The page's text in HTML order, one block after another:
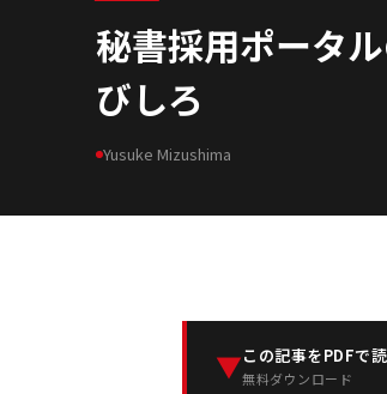
秘書採用ポータ
びしろ
Yusuke Mizushima
▼この記事をPDFで
無料ダウンロード